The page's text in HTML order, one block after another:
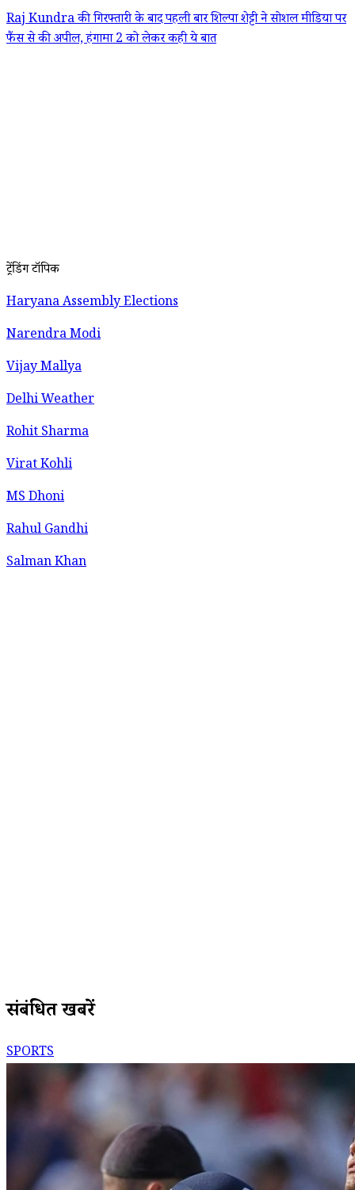
Raj Kundra की गिरफ्तारी के बाद पहली बार शिल्पा शेट्टी ने सोशल मीडिया पर
फैंस से की अपील, हंगामा 2 को लेकर कही ये बात
ट्रेंडिंग टॉपिक
Haryana Assembly Elections
Narendra Modi
Vijay Mallya
Delhi Weather
Rohit Sharma
Virat Kohli
MS Dhoni
Rahul Gandhi
Salman Khan
संबंधित खबरें
SPORTS